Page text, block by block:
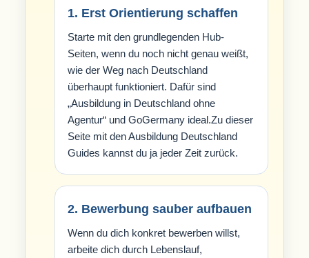
1. Erst Orientierung schaffen
Starte mit den grundlegenden Hub-
Seiten, wenn du noch nicht genau weißt,
wie der Weg nach Deutschland
überhaupt funktioniert. Dafür sind
„Ausbildung in Deutschland ohne
Agentur“ und GoGermany ideal.Zu dieser
Seite mit den Ausbildung Deutschland
Guides kannst du ja jeder Zeit zurück.
2. Bewerbung sauber aufbauen
Wenn du dich konkret bewerben willst,
arbeite dich durch Lebenslauf,